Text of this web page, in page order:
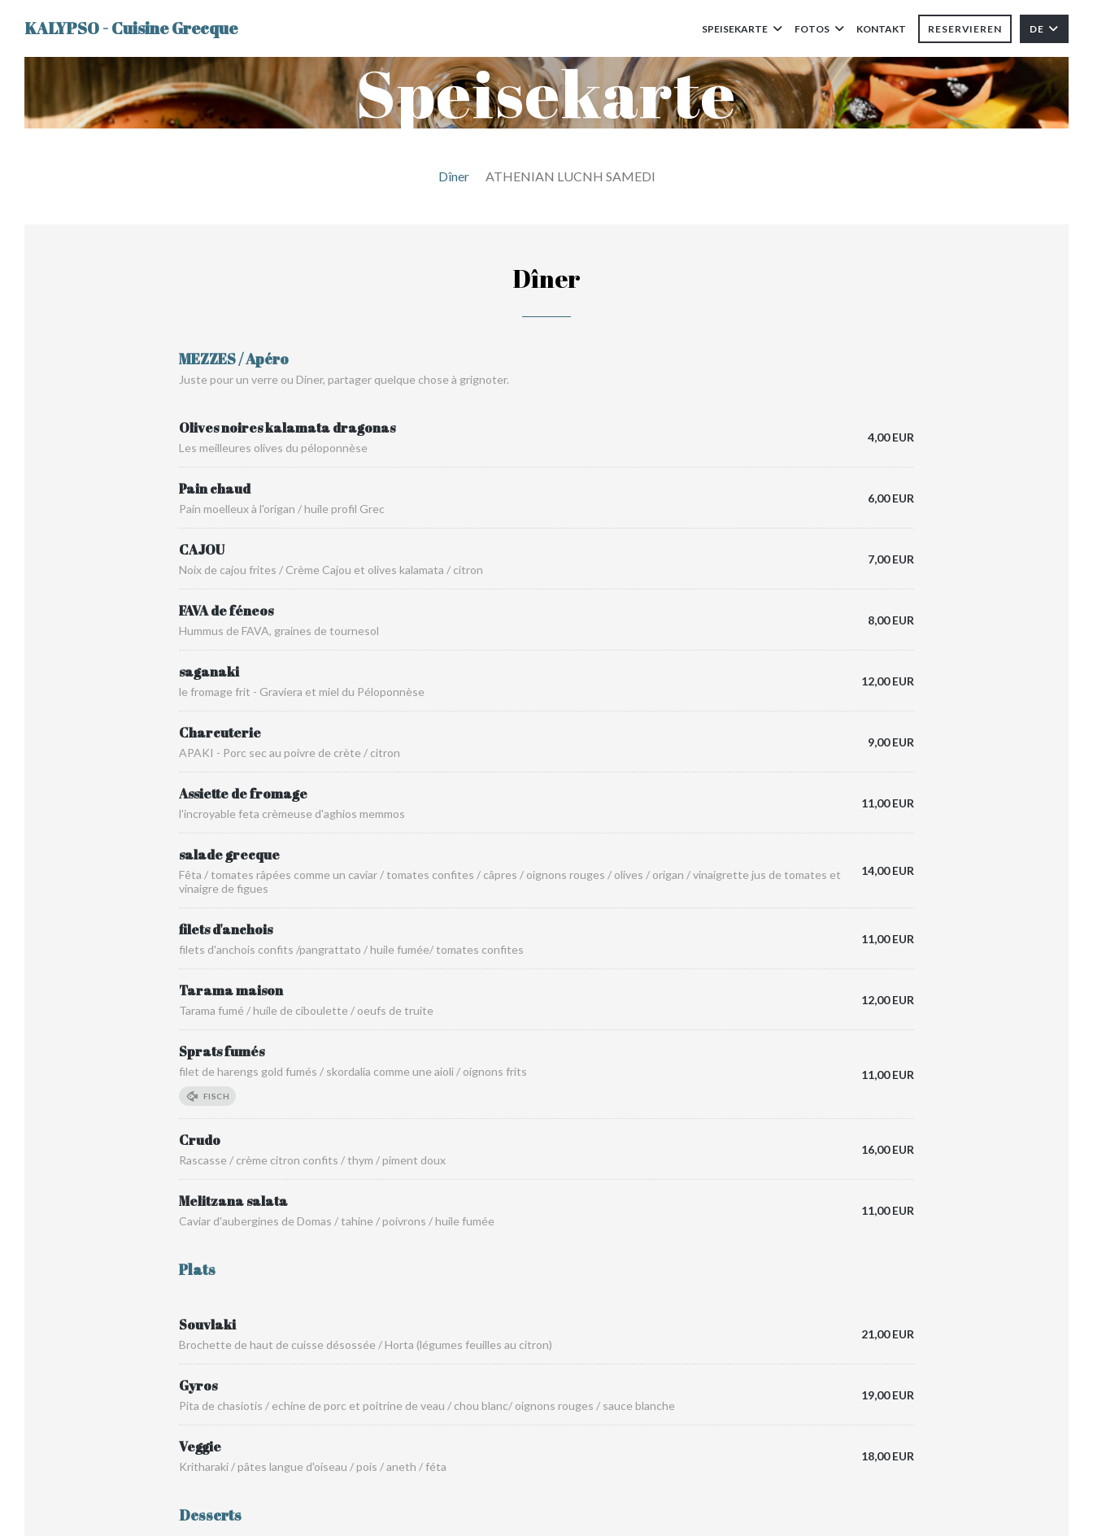
KALYPSO - Cuisine Grecque SPEISEKARTE FOTOS KONTAKT RESERVIEREN DE
Speisekarte
Dîner ATHENIAN LUCNH SAMEDI
Dîner
MEZZES / Apéro
Juste pour un verre ou Diner, partager quelque chose à grignoter.
Olives noires kalamata dragonas
Les meilleures olives du péloponnèse
4,00 EUR
Pain chaud
Pain moelleux à l'origan / huile profil Grec
6,00 EUR
CAJOU
Noix de cajou frites / Crème Cajou et olives kalamata / citron
7,00 EUR
FAVA de féneos
Hummus de FAVA, graines de tournesol
8,00 EUR
saganaki
le fromage frit - Graviera et miel du Péloponnèse
12,00 EUR
Charcuterie
APAKI - Porc sec au poivre de crète / citron
9,00 EUR
Assiette de fromage
l'incroyable feta crèmeuse d'aghios memmos
11,00 EUR
salade grecque
Fêta / tomates râpées comme un caviar / tomates confites / câpres / oignons rouges / olives / origan / vinaigrette jus de tomates et
vinaigre de figues
14,00 EUR
filets d'anchois
filets d'anchois confits /pangrattato / huile fumée/ tomates confites
11,00 EUR
Tarama maison
Tarama fumé / huile de ciboulette / oeufs de truite
12,00 EUR
Sprats fumés
filet de harengs gold fumés / skordalia comme une aioli / oignons frits
FISCH
11,00 EUR
Crudo
Rascasse / crème citron confits / thym / piment doux
16,00 EUR
Melitzana salata
Caviar d'aubergines de Domas / tahine / poivrons / huile fumée
11,00 EUR
Plats
Souvlaki
Brochette de haut de cuisse désossée / Horta (légumes feuilles au citron)
21,00 EUR
Gyros
Pita de chasiotis / echine de porc et poitrine de veau / chou blanc/ oignons rouges / sauce blanche
19,00 EUR
Veggie
Kritharaki / pâtes langue d'oiseau / pois / aneth / féta
18,00 EUR
Desserts